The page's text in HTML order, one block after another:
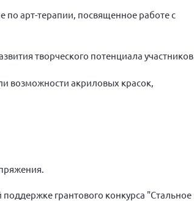
по арт-терапии, посвященное работе с
творческого потенциала участников.
возможности акриловых красок,
поддержке грантового конкурса "Стальное